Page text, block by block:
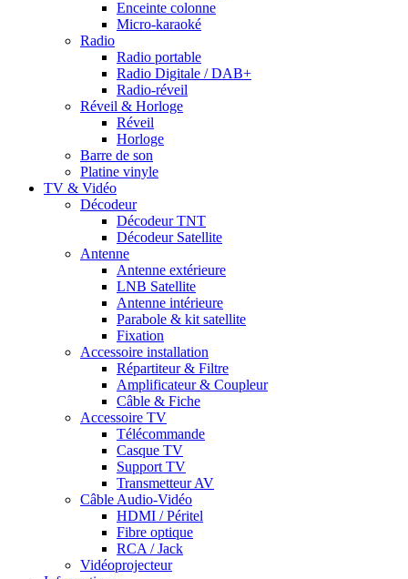
Enceinte colonne
Micro-karaoké
Radio
Radio portable
Radio Digitale / DAB+
Radio-réveil
Réveil & Horloge
Réveil
Horloge
Barre de son
Platine vinyle
TV & Vidéo
Décodeur
Décodeur TNT
Décodeur Satellite
Antenne
Antenne extérieure
LNB Satellite
Antenne intérieure
Parabole & kit satellite
Fixation
Accessoire installation
Répartiteur & Filtre
Amplificateur & Coupleur
Câble & Fiche
Accessoire TV
Télécommande
Casque TV
Support TV
Transmetteur AV
Câble Audio-Vidéo
HDMI / Péritel
Fibre optique
RCA / Jack
Vidéoprojecteur